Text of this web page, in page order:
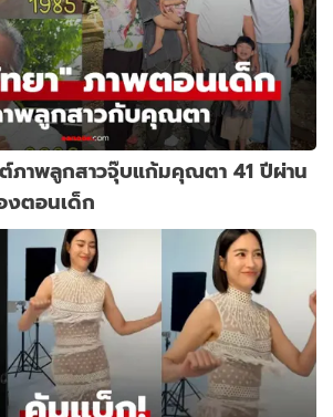
ลูกสาวจุ๊บแก้มคุณตา 41 ปีผ่าน
งตอนเด็ก